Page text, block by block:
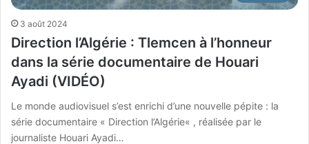
3 août 2024
Direction l’Algérie : Tlemcen à l’honneur
dans la série documentaire de Houari
Ayadi (VIDÉO)
Le monde audiovisuel s’est enrichi d’une nouvelle pépite : la
série documentaire « Direction l’Algérie« , réalisée par le
journaliste Houari Ayadi…